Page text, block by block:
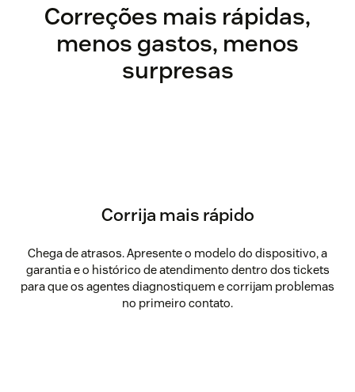
Correções mais rápidas,
menos gastos, menos
surpresas
Corrija mais rápido
Chega de atrasos. Apresente o modelo do dispositivo, a
garantia e o histórico de atendimento dentro dos tickets
para que os agentes diagnostiquem e corrijam problemas
no primeiro contato.